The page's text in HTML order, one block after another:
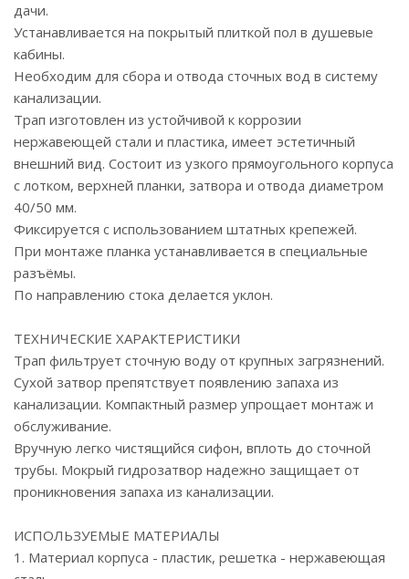
дачи.
Устанавливается на покрытый плиткой пол в душевые
кабины.
Необходим для сбора и отвода сточных вод в систему
канализации.
Трап изготовлен из устойчивой к коррозии
нержавеющей стали и пластика, имеет эстетичный
внешний вид. Состоит из узкого прямоугольного корпуса
с лотком, верхней планки, затвора и отвода диаметром
40/50 мм.
Фиксируется с использованием штатных крепежей.
При монтаже планка устанавливается в специальные
разъёмы.
По направлению стока делается уклон.
ТЕХНИЧЕСКИЕ ХАРАКТЕРИСТИКИ
Трап фильтрует сточную воду от крупных загрязнений.
Сухой затвор препятствует появлению запаха из
канализации. Компактный размер упрощает монтаж и
обслуживание.
Вручную легко чистящийся сифон, вплоть до сточной
трубы. Мокрый гидрозатвор надежно защищает от
проникновения запаха из канализации.
ИСПОЛЬЗУЕМЫЕ МАТЕРИАЛЫ
1. Материал корпуса - пластик, решетка - нержавеющая